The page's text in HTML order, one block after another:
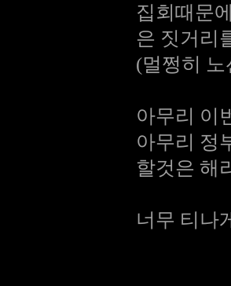
집회때문
은 짓거리
(멀쩡히
아무리 이
아무리 정
할것은 해
너무 티나